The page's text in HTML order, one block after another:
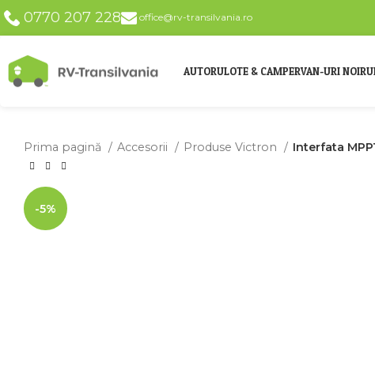
0770 207 228 office@rv-transilvania.ro
AUTORULOTE & CAMPERVAN-URI NOI
Prima pagină Accesorii Produse Victron Interfata
-5%